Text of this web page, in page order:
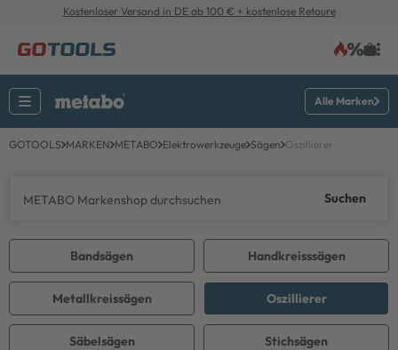
Kostenloser Versand in DE ab 100 € + kostenlose Retoure
Alle Marken
GOTOOLS MARKEN METABO Elektrowerkzeuge Sägen Oszillierer
Suchen
Handkreisssägen
Stichsägen
Säbelsägen
Bandsägen
Metallkreissägen Oszillierer